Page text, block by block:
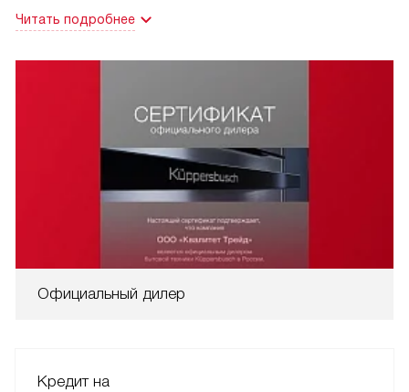
Читать подробнее
Официальный дилер
Кредит на